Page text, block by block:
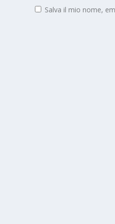
Salva il mio nome,